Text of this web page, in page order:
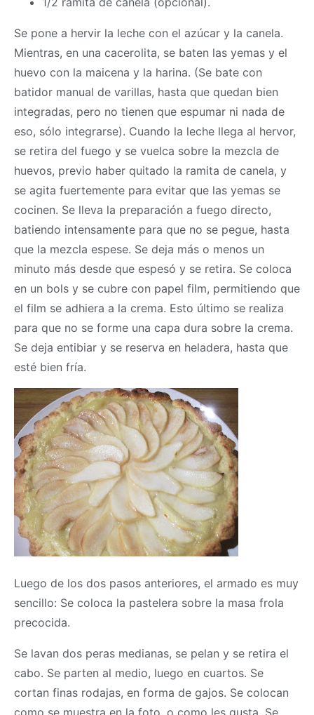
Se pone a hervir la leche con el azúcar y la canela.
Mientras, en una cacerolita, se baten las yemas y el
huevo con la maicena y la harina. (Se bate con
batidor manual de varillas, hasta que quedan bien
integradas, pero no tienen que espumar ni nada de
eso, sólo integrarse). Cuando la leche llega al hervor,
se retira del fuego y se vuelca sobre la mezcla de
huevos, previo haber quitado la ramita de canela, y
se agita fuertemente para evitar que las yemas se
cocinen. Se lleva la preparación a fuego directo,
batiendo intensamente para que no se pegue, hasta
que la mezcla espese. Se deja más o menos un
minuto más desde que espesó y se retira. Se coloca
en un bols y se cubre con papel film, permitiendo que
el film se adhiera a la crema. Esto último se realiza
para que no se forme una capa dura sobre la crema.
Se deja entibiar y se reserva en heladera, hasta que
esté bien fría.
Luego de los dos pasos anteriores, el armado es muy
sencillo: Se coloca la pastelera sobre la masa frola
precocida.
Se lavan dos peras medianas, se pelan y se retira el
cabo. Se parten al medio, luego en cuartos. Se
cortan finas rodajas, en forma de gajos. Se colocan